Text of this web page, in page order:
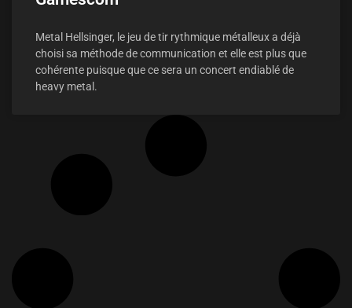
Metal Hellsinger, le jeu de tir rythmique métalleux a déjà
choisi sa méthode de communication et elle est plus que
cohérente puisque que ce sera un concert endiablé de
heavy metal.